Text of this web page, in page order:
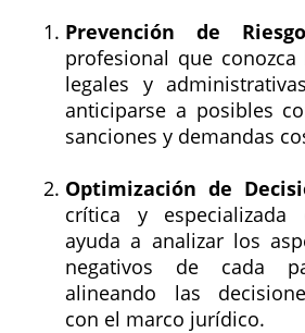
Prevención de
profesional que
legales y
anticiparse a posibles
sanciones y demandas
Optimización de
crítica y
ayuda a analizar los
negativos de cada
alineando las
con el marco jurídico.